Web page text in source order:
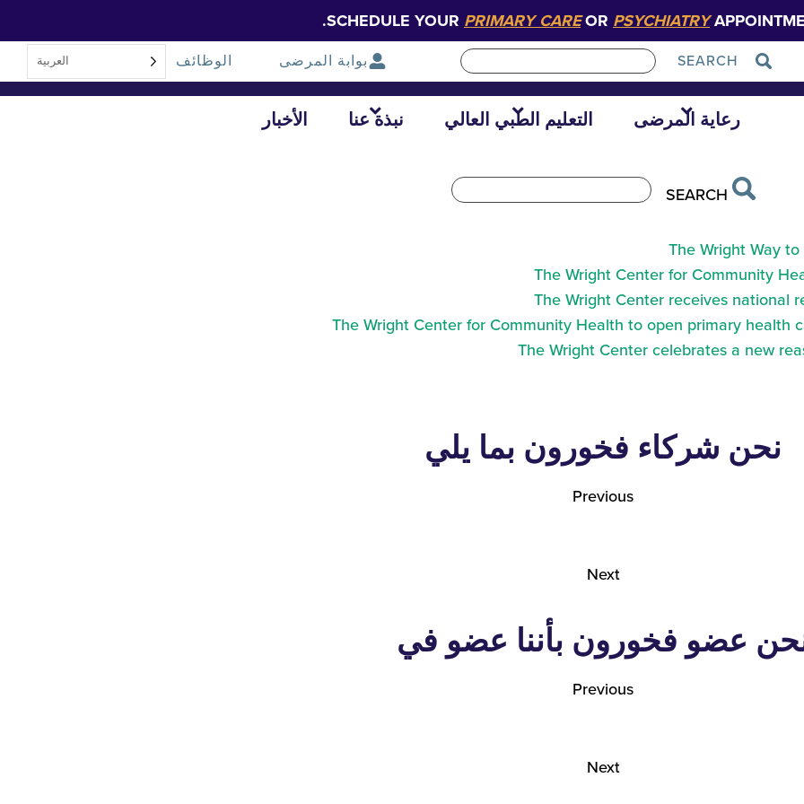
SCHEDULE YOUR PRIMARY CAREOR PSYCHIATRY
SEARCH بوابة المرضى الوظائف العربية‏
رعاية المرضى التعليم الطبي العالي نبذة عنا الأخبار
SEARCH
The Wright Way
The Wright Center for Community
The Wright Center receives national
The Wright Center for Community Health to open primary health
The Wright Center celebrates a new
نحن شركاء فخورون بما يلي
Previous
Next
عضو فخورون بأننا عضو في
Previous
Next